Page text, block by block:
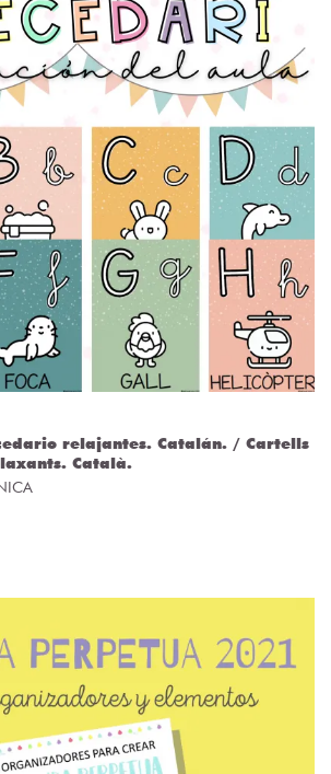
relajantes. Catalán. / Cartells
Català.